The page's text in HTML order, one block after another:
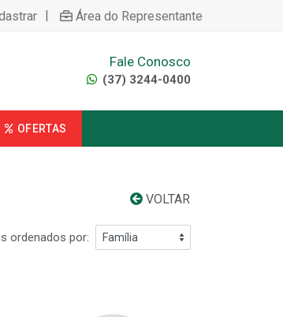
| Área do Representante
Fale Conosco
(37) 3244-0400
OFERTAS
VOLTAR
ordenados por: